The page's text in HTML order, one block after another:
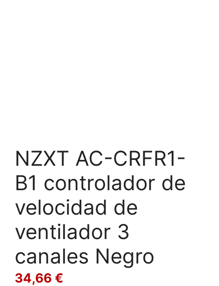
NZXT AC-CRFR1-
B1 controlador de
velocidad de
ventilador 3
canales Negro
34,66 €